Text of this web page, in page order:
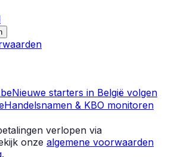
Nieuwe starters in België volgen
Handelsnamen & KBO monitoren
verlopen via
onze algemene voorwaarden
.